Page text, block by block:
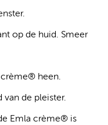
op de huid. Smeer
crème® heen.
van de pleister.
Emla crème® is